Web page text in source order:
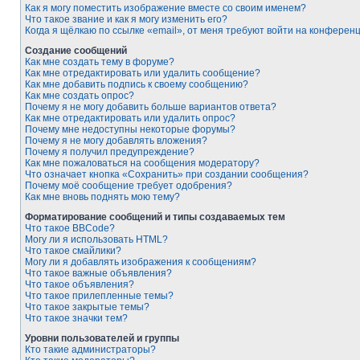
Как я могу поместить изображение вместе со своим именем?
Что такое звание и как я могу изменить его?
Когда я щёлкаю по ссылке «email», от меня требуют войти на
Создание сообщений
Как мне создать тему в форуме?
Как мне отредактировать или удалить сообщение?
Как мне добавить подпись к своему сообщению?
Как мне создать опрос?
Почему я не могу добавить больше вариантов ответа?
Как мне отредактировать или удалить опрос?
Почему мне недоступны некоторые форумы?
Почему я не могу добавлять вложения?
Почему я получил предупреждение?
Как мне пожаловаться на сообщения модератору?
Что означает кнопка «Сохранить» при создании сообщения?
Почему моё сообщение требует одобрения?
Как мне вновь поднять мою тему?
Форматирование сообщений и типы создаваемых тем
Что такое BBCode?
Могу ли я использовать HTML?
Что такое смайлики?
Могу ли я добавлять изображения к сообщениям?
Что такое важные объявления?
Что такое объявления?
Что такое прилепленные темы?
Что такое закрытые темы?
Что такое значки тем?
Уровни пользователей и группы
Кто такие администраторы?